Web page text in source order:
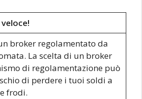
broker regolamentato da
La scelta di un broker
di regolamentazione può
di perdere i tuoi soldi a
frodi.